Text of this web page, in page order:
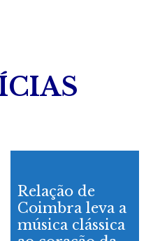
Relação de
Coimbra leva a
música clássica